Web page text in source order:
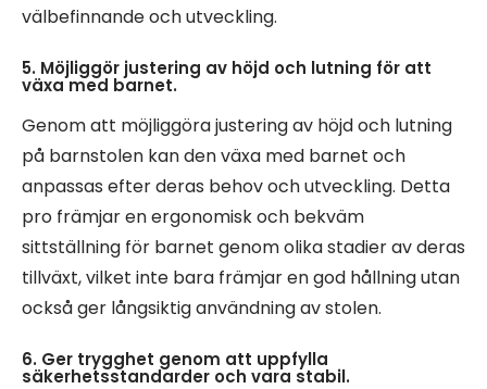
välbefinnande och utveckling.
5. Möjliggör justering av höjd och lutning för att
växa med barnet.
Genom att möjliggöra justering av höjd och lutning
på barnstolen kan den växa med barnet och
anpassas efter deras behov och utveckling. Detta
pro främjar en ergonomisk och bekväm
sittställning för barnet genom olika stadier av deras
tillväxt, vilket inte bara främjar en god hållning utan
också ger långsiktig användning av stolen.
6. Ger trygghet genom att uppfylla
säkerhetsstandarder och vara stabil.